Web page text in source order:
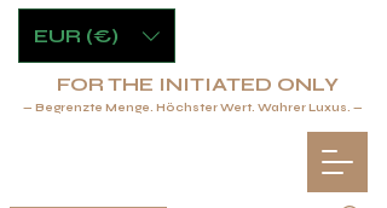
FOR THE INITIATED ONLY
— Begrenzte Menge. Höchster Wert. Wahrer Luxus. —
EUR (€)